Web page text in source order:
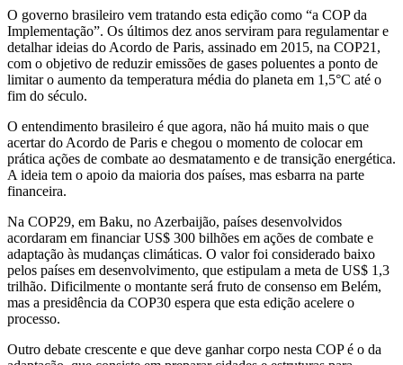
O governo brasileiro vem tratando esta edição como “a COP da
Implementação”. Os últimos dez anos serviram para regulamentar e
detalhar ideias do Acordo de Paris, assinado em 2015, na COP21,
com o objetivo de reduzir emissões de gases poluentes a ponto de
limitar o aumento da temperatura média do planeta em 1,5°C até o
fim do século.
O entendimento brasileiro é que agora, não há muito mais o que
acertar do Acordo de Paris e chegou o momento de colocar em
prática ações de combate ao desmatamento e de transição energética.
A ideia tem o apoio da maioria dos países, mas esbarra na parte
financeira.
Na COP29, em Baku, no Azerbaijão, países desenvolvidos
acordaram em financiar US$ 300 bilhões em ações de combate e
adaptação às mudanças climáticas. O valor foi considerado baixo
pelos países em desenvolvimento, que estipulam a meta de US$ 1,3
trilhão. Dificilmente o montante será fruto de consenso em Belém,
mas a presidência da COP30 espera que esta edição acelere o
processo.
Outro debate crescente e que deve ganhar corpo nesta COP é o da